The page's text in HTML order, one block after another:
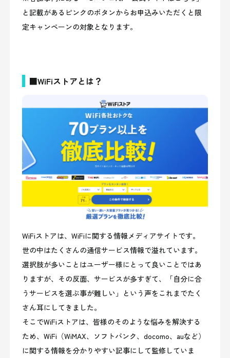
と記載があるピンクのボタンからお申込みいただくと限
定キャンペーンの対象となります。
■WiFiストアとは？
WiFiストアは、WiFiに関する情報メディアサイトです。
世の中はたくさんの通信サービス情報で溢れています。
選択肢が多いことはユーザー様にとって良いことではあ
りますが、その反面、サービスが多すぎて、「自分に合
うサービスを選ぶ事が難しい」という声をこれまでたく
さん耳にしてきました。
そこでWiFiストアは、皆様のそのような悩みを解決する
ため、WiFi（WiMAX、ソフトバンク、docomo、auなど）
に関する情報を分かりやすい記事にして監修していま